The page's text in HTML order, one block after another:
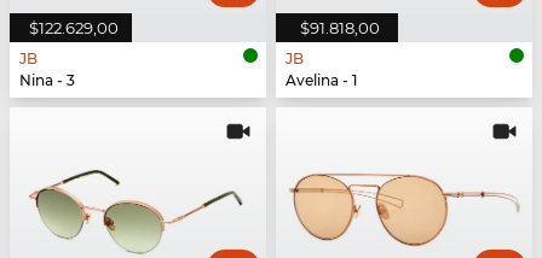
$122.629,00
JB
Nina - 3
$91.818,00
JB
Avelina - 1